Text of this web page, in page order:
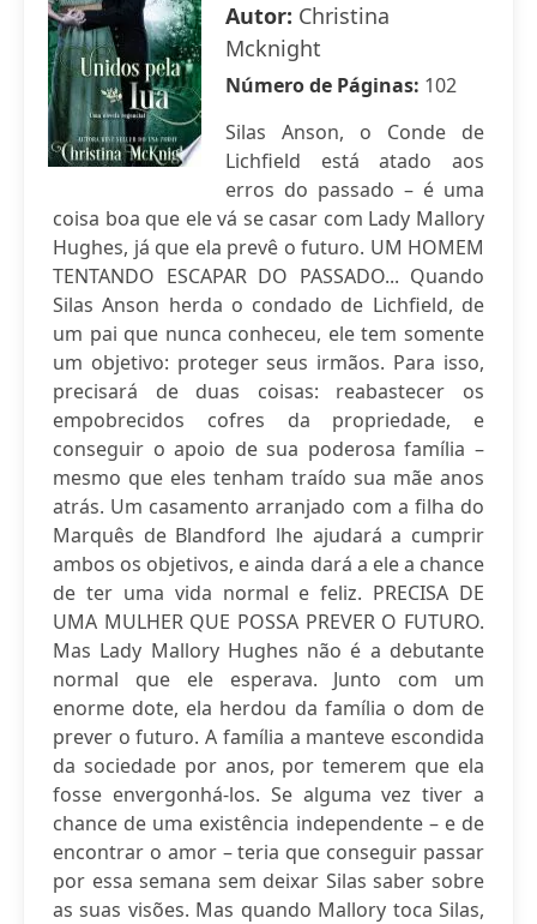
Autor: Christina
Mcknight
Número de Páginas: 102
Silas Anson, o Conde de
Lichfield está atado aos
erros do passado – é uma
coisa boa que ele vá se casar com Lady Mallory
Hughes, já que ela prevê o futuro. UM HOMEM
TENTANDO ESCAPAR DO PASSADO... Quando
Silas Anson herda o condado de Lichfield, de
um pai que nunca conheceu, ele tem somente
um objetivo: proteger seus irmãos. Para isso,
precisará de duas coisas: reabastecer os
empobrecidos cofres da propriedade, e
conseguir o apoio de sua poderosa família –
mesmo que eles tenham traído sua mãe anos
atrás. Um casamento arranjado com a filha do
Marquês de Blandford lhe ajudará a cumprir
ambos os objetivos, e ainda dará a ele a chance
de ter uma vida normal e feliz. PRECISA DE
UMA MULHER QUE POSSA PREVER O FUTURO.
Mas Lady Mallory Hughes não é a debutante
normal que ele esperava. Junto com um
enorme dote, ela herdou da família o dom de
prever o futuro. A família a manteve escondida
da sociedade por anos, por temerem que ela
fosse envergonhá-los. Se alguma vez tiver a
chance de uma existência independente – e de
encontrar o amor – teria que conseguir passar
por essa semana sem deixar Silas saber sobre
as suas visões. Mas quando Mallory toca Silas,